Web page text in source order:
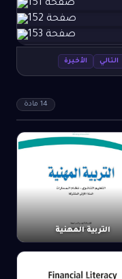
التالي الأخيرة
14 مادة
التربية المهنية